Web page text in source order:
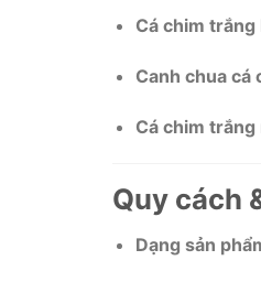
Cá chim trắng
Canh chua cá
Cá chim
Quy cách
Dạng sản